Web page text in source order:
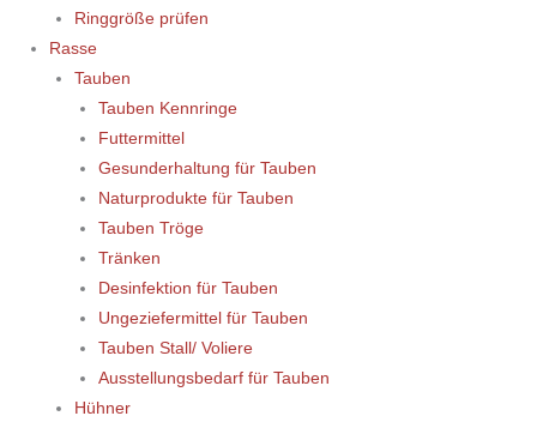
Ringgröße prüfen
Rasse
Tauben
Tauben Kennringe
Futtermittel
Gesunderhaltung für Tauben
Naturprodukte für Tauben
Tauben Tröge
Tränken
Desinfektion für Tauben
Ungeziefermittel für Tauben
Tauben Stall/ Voliere
Ausstellungsbedarf für Tauben
Hühner